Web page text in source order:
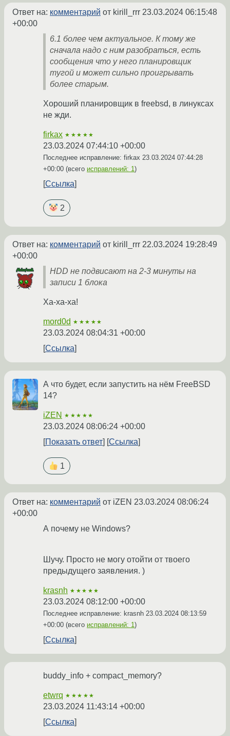
Ответ на: комментарий от kirill_rrr 23.03.2024 06:15:48
+00:00
6.1 более чем актуальное. К тому же
сначала надо с ним разобраться, есть
сообщения что у него планировщик
тугой и может сильно проигрывать
более старым.
Хороший планировщик в freebsd, в линуксах
не жди.
firkax ★★★★★
23.03.2024 07:44:10 +00:00
Последнее исправление: firkax 23.03.2024 07:44:28
+00:00 (всего исправлений: 1 )
Ссылка
2
Ответ на: комментарий от kirill_rrr 22.03.2024 19:28:49
+00:00
HDD не подвисают на 2-3 минуты на
записи 1 блока
Ха-ха-ха!
mord0d ★★★★★
23.03.2024 08:04:31 +00:00
Ссылка
А что будет, если запустить на нём FreeBSD
14?
iZEN ★★★★★
23.03.2024 08:06:24 +00:00
Показать ответ
Ссылка
1
Ответ на: комментарий от iZEN 23.03.2024 08:06:24
+00:00
А почему не Windows?
Шучу. Просто не могу отойти от твоего
предыдущего заявления. )
krasnh ★★★★★
23.03.2024 08:12:00 +00:00
Последнее исправление: krasnh 23.03.2024 08:13:59
+00:00 (всего исправлений: 1)
Ссылка
buddy_info + compact_memory?
etwrq ★★★★★
23.03.2024 11:43:14 +00:00
Ссылка